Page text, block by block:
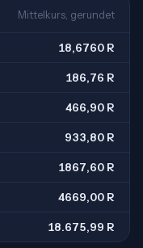
Mittelkurs, gerundet
18,6760 R
186,76 R
466,90 R
933,80 R
1867,60 R
4669,00 R
18.675,99 R